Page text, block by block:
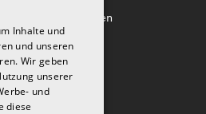
Auszeichnungen
Medien
Impressum
Datenschutz
Inhalte und
und unseren
Wir geben
unserer
und
diese